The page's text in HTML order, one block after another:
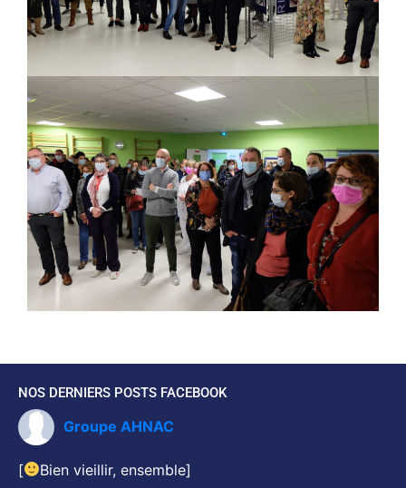
NOS DERNIERS POSTS FACEBOOK
Groupe AHNAC
[
Bien vieillir, ensemble]